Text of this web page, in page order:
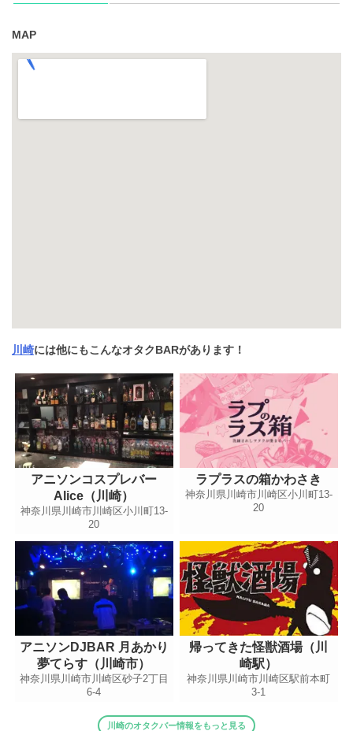
MAP
川崎には他にもこんなオタクBARがあります！
アニソンコスプレバー
Alice（川崎）
神奈川県川崎市川崎区小川町13-
20
ラプラスの箱かわさき
神奈川県川崎市川崎区小川町13-
20
アニソンDJBAR 月あかり
夢てらす（川崎市）
神奈川県川崎市川崎区砂子2丁目
6-4
帰ってきた怪獣酒場（川
崎駅）
神奈川県川崎市川崎区駅前本町
3-1
川崎のオタクバー情報をもっと見る